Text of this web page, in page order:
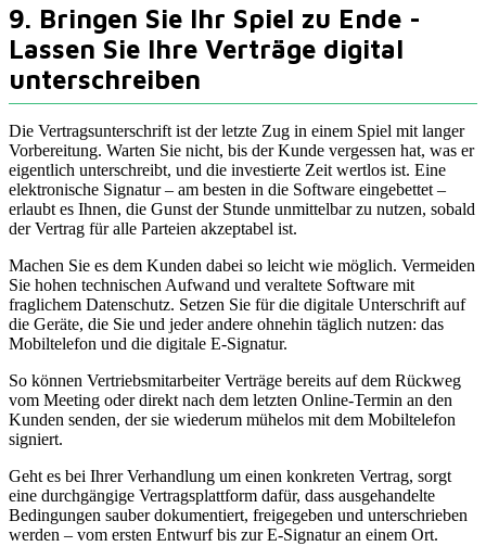
9. Bringen Sie Ihr Spiel zu Ende -
Lassen Sie Ihre Verträge digital
unterschreiben
Die Vertragsunterschrift ist der letzte Zug in einem Spiel mit langer
Vorbereitung. Warten Sie nicht, bis der Kunde vergessen hat, was er
eigentlich unterschreibt, und die investierte Zeit wertlos ist. Eine
elektronische Signatur – am besten in die Software eingebettet –
erlaubt es Ihnen, die Gunst der Stunde unmittelbar zu nutzen, sobald
der Vertrag für alle Parteien akzeptabel ist.
Machen Sie es dem Kunden dabei so leicht wie möglich. Vermeiden
Sie hohen technischen Aufwand und veraltete Software mit
fraglichem Datenschutz. Setzen Sie für die digitale Unterschrift auf
die Geräte, die Sie und jeder andere ohnehin täglich nutzen: das
Mobiltelefon und die digitale E-Signatur.
So können Vertriebsmitarbeiter Verträge bereits auf dem Rückweg
vom Meeting oder direkt nach dem letzten Online-Termin an den
Kunden senden, der sie wiederum mühelos mit dem Mobiltelefon
signiert.
Geht es bei Ihrer Verhandlung um einen konkreten Vertrag, sorgt
eine durchgängige Vertragsplattform dafür, dass ausgehandelte
Bedingungen sauber dokumentiert, freigegeben und unterschrieben
werden – vom ersten Entwurf bis zur E-Signatur an einem Ort.